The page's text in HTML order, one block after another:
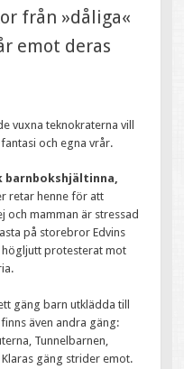
från »dåliga«
emot deras
vuxna teknokraterna vill
och egna vrår.
barnbokshjältinna,
retar henne för att
och mamman är stressad
på storebror Edvins
protesterat mot
gäng barn utklädda till
även andra gäng:
Tunnelbarnen,
gäng strider emot.